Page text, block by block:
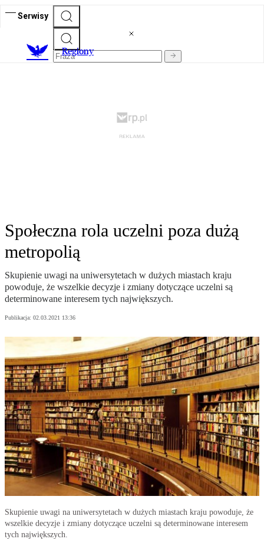
Serwisy
Regiony
Społeczna rola uczelni poza dużą
metropolią
Skupienie uwagi na uniwersytetach w dużych miastach kraju
powoduje, że wszelkie decyzje i zmiany dotyczące uczelni są
determinowane interesem tych największych.
Publikacja: 02.03.2021 13:36
Skupienie uwagi na uniwersytetach w dużych miastach kraju powoduje, że
wszelkie decyzje i zmiany dotyczące uczelni są determinowane interesem
tych największych.